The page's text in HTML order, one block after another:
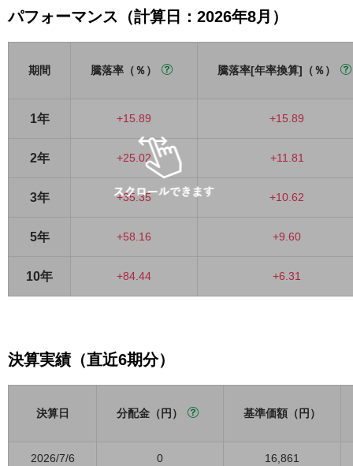
パフォーマンス（計算日：2026年8月）
期間 騰落率（％） 騰落率[年率換算]（％）
1年 +15.89 +15.89
2年 +25.02 +11.81
3年 +35.35 +10.62
5年 +58.16 +9.60
10年 +84.44 +6.31
決算実績（直近6期分）
決算日 分配金（円） 基準価額（円）
2026/7/6 0 16,861